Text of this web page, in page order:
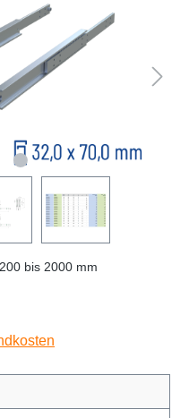
bis 2000 mm